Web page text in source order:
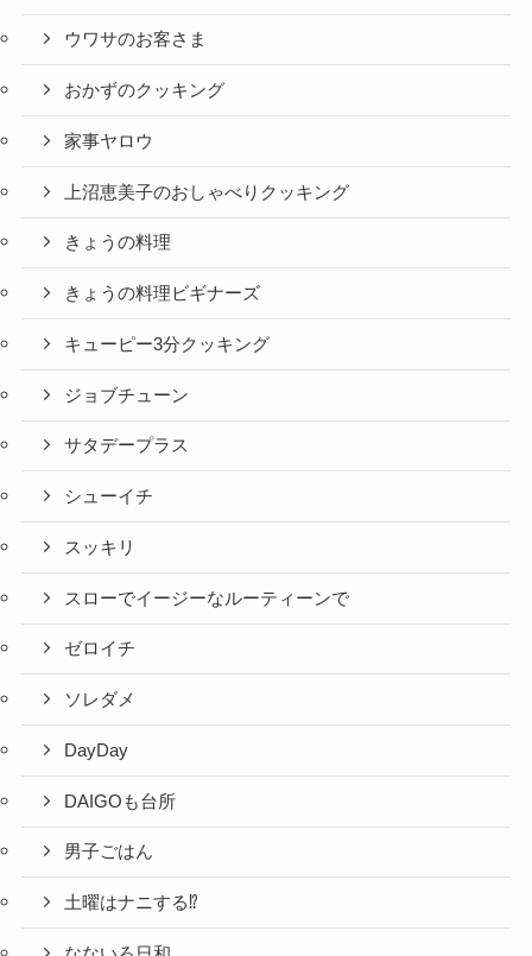
ウワサのお客さま
おかずのクッキング
家事ヤロウ
上沼恵美子のおしゃべりクッキング
きょうの料理
きょうの料理ビギナーズ
キューピー3分クッキング
ジョブチューン
サタデープラス
シューイチ
スッキリ
スローでイージーなルーティーンで
ゼロイチ
ソレダメ
DayDay
DAIGOも台所
男子ごはん
土曜はナニする⁉